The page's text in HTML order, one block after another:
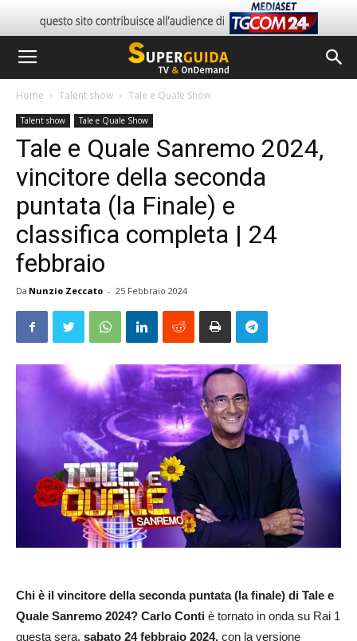
Home Talent show Tale e Quale Show
Talent show Tale e Quale Show
Tale e Quale Sanremo 2024,
vincitore della seconda
puntata (la Finale) e
classifica completa | 24
febbraio
Da Nunzio Zeccato - 25 Febbraio 2024
Chi è il vincitore della seconda puntata (la finale) di Tale e
Quale Sanremo 2024? Carlo Conti è tornato in onda su Rai 1
questa sera, sabato 24 febbraio 2024, con la versione